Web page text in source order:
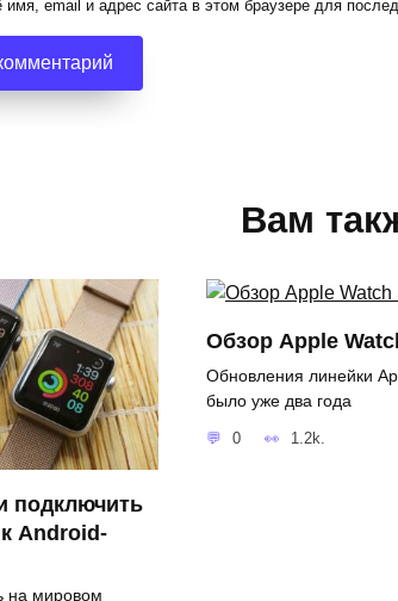
имя, email и адрес сайта в этом браузере для
Вам
подключить
Android-
на мировом
Обзор Apple
Обновления линейки
было уже два года
0 1.2k.